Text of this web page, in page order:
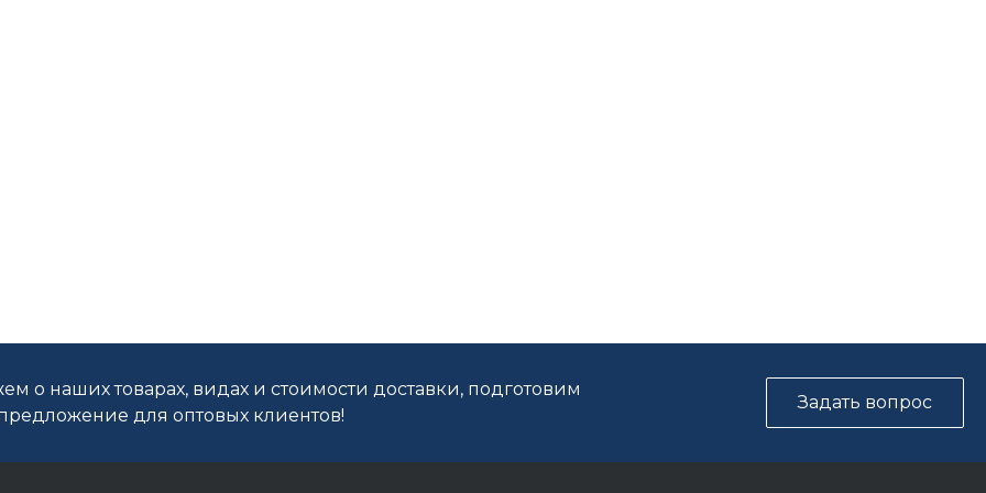
о наших товарах, видах и стоимости доставки, подготовим
для оптовых клиентов!
Задать вопрос